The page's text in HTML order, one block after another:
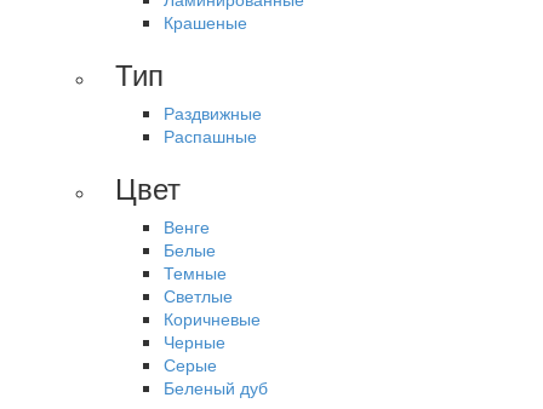
Крашеные
Тип
Раздвижные
Распашные
Цвет
Венге
Белые
Темные
Светлые
Коричневые
Черные
Серые
Беленый дуб